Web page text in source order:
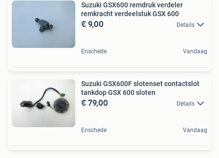
Suzuki GSX600 remdruk verdeler
remkracht verdeelstuk GSX 600
€ 9,00 Details
Enschede Vandaag
Suzuki GSX600F slotenset contactslot
tankdop GSX 600 sloten
€ 79,00 Details
Enschede Vandaag